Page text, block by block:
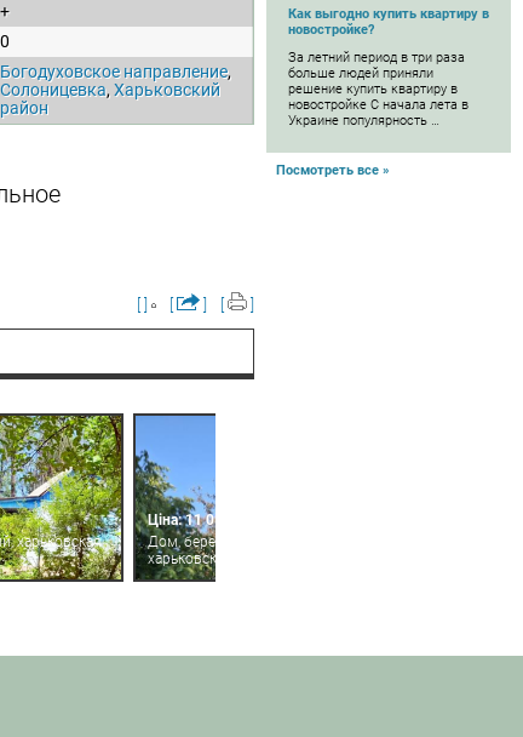
Как выгодно купить квартиру в
новостройке?
За летний период в три раза
больше людей приняли
решение купить квартиру в
новостройке С начала лета в
Украине популярность …
Посмотреть все »
+
0
Богодуховское направление,
Солоницевка, Харьковский
район
харьковская
Ціна: 11 000
Дом, березовское,
харьковская область